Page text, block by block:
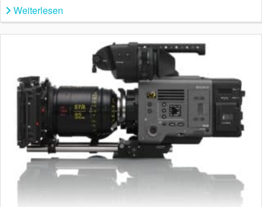
Weiterlesen